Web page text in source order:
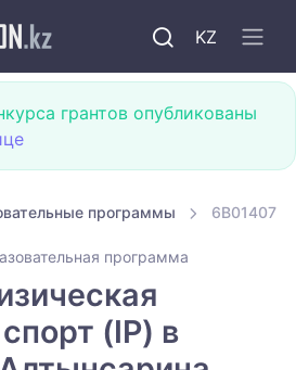
KZ
грантов опубликованы
программы 6B01407
программа
(IP) в